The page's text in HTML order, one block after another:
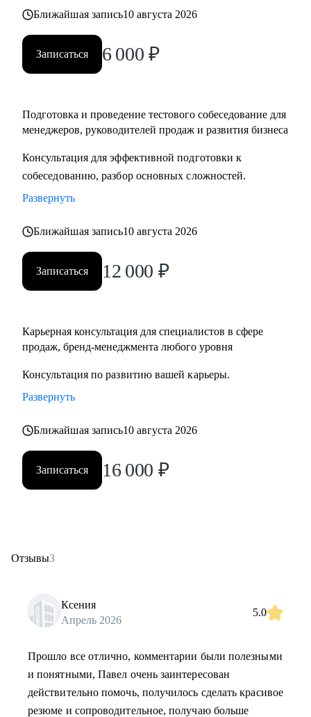
Ближайшая запись10 августа 2026
Записаться 6 000 ₽
Подготовка и проведение тестового собеседование для
менеджеров, руководителей продаж и развития бизнеса
Консультация для эффективной подготовки к
собеседованию, разбор основных сложностей.
Развернуть
Ближайшая запись10 августа 2026
Записаться 12 000 ₽
Карьерная консультация для специалистов в сфере
продаж, бренд-менеджмента любого уровня
Консультация по развитию вашей карьеры.
Развернуть
Ближайшая запись10 августа 2026
Записаться 16 000 ₽
Отзывы3
Ксения
Апрель 2026
5.0
Прошло все отлично, комментарии были полезными
и понятными, Павел очень заинтересован
действительно помочь, получилось сделать красивое
резюме и сопроводительное, получаю больше